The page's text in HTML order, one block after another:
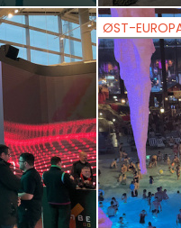
ØST-